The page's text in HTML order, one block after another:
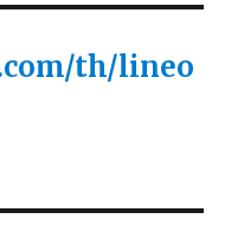
th/lineo